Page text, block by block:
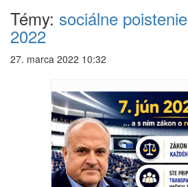
Témy: sociálne poistenie
2022
27. marca 2022 10:32